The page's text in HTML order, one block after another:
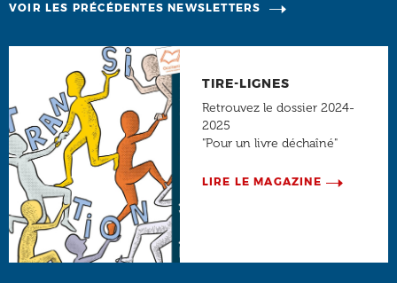
VOIR LES PRÉCÉDENTES NEWSLETTERS
TIRE-LIGNES
Retrouvez le dossier 2024-
2025
"Pour un livre déchaîné"
LIRE LE MAGAZINE